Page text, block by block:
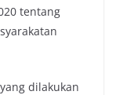
tentang
dilakukan